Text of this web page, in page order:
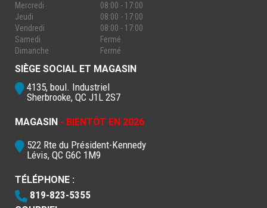
Mercredi
08:00 - 17:00
Jeudi
08:00 - 17:00
Vendredi
08:00 - 17:00
Samedi
Fermé
Dimanche
Fermé
SIÈGE SOCIAL ET MAGASIN
4135, boul. Industriel
Sherbrooke, QC J1L 2S7
MAGASIN - BIENTÔT EN 2026
522 Rte du Président-Kennedy
Lévis, QC G6C 1M9
TÉLÉPHONE :
819-823-5355